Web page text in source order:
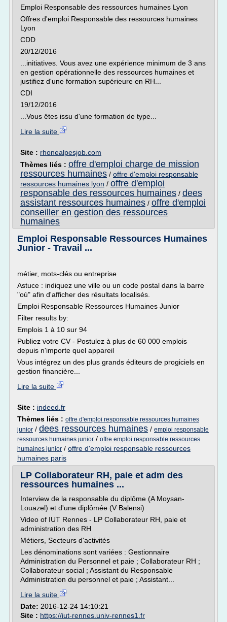
Emploi Responsable des ressources humaines Lyon
Offres d'emploi Responsable des ressources humaines
Lyon
CDD
20/12/2016
...initiatives. Vous avez une expérience minimum de 3 ans
en gestion opérationnelle des ressources humaines et
justifiez d'une formation supérieure en RH...
CDI
19/12/2016
...Vous êtes issu d'une formation de type...
Lire la suite
Site : rhonealpesjob.com
Thèmes liés : offre d'emploi charge de mission
ressources humaines / offre d'emploi responsable
ressources humaines lyon / offre d'emploi
responsable des ressources humaines / dees
assistant ressources humaines / offre d'emploi
conseiller en gestion des ressources
humaines
Emploi Responsable Ressources Humaines
Junior - Travail ...
métier, mots-clés ou entreprise
Astuce : indiquez une ville ou un code postal dans la barre
"où" afin d'afficher des résultats localisés.
Emploi Responsable Ressources Humaines Junior
Filter results by:
Emplois 1 à 10 sur 94
Publiez votre CV - Postulez à plus de 60 000 emplois
depuis n'importe quel appareil
Vous intégrez un des plus grands éditeurs de progiciels en
gestion financière...
Lire la suite
Site : indeed.fr
Thèmes liés : offre d'emploi responsable ressources humaines
junior / dees ressources humaines / emploi responsable
ressources humaines junior / offre emploi responsable ressources
humaines junior / offre d'emploi responsable ressources
humaines paris
LP Collaborateur RH, paie et adm des
ressources humaines ...
Interview de la responsable du diplôme (A Moysan-
Louazel) et d'une diplômée (V Balensi)
Video of IUT Rennes - LP Collaborateur RH, paie et
administration des RH
Métiers, Secteurs d'activités
Les dénominations sont variées : Gestionnaire
Administration du Personnel et paie ; Collaborateur RH ;
Collaborateur social ; Assistant du Responsable
Administration du personnel et paie ; Assistant...
Lire la suite
Date: 2016-12-24 14:10:21
Site : https://iut-rennes.univ-rennes1.fr